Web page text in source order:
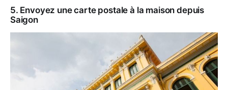
5. Envoyez une carte postale à la maison depuis
Saigon